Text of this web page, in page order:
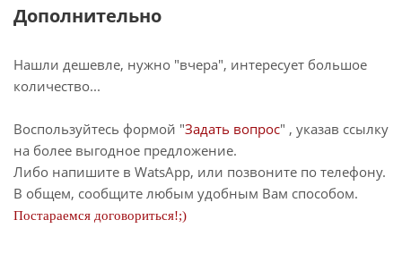
Дополнительно
Нашли дешевле, нужно "вчера", интересует большое
количество...
Воспользуйтесь формой "Задать вопрос" , указав ссылку
на более выгодное предложение.
Либо напишите в WatsApp, или позвоните по телефону.
В общем, сообщите любым удобным Вам способом.
Постараемся договориться!;)